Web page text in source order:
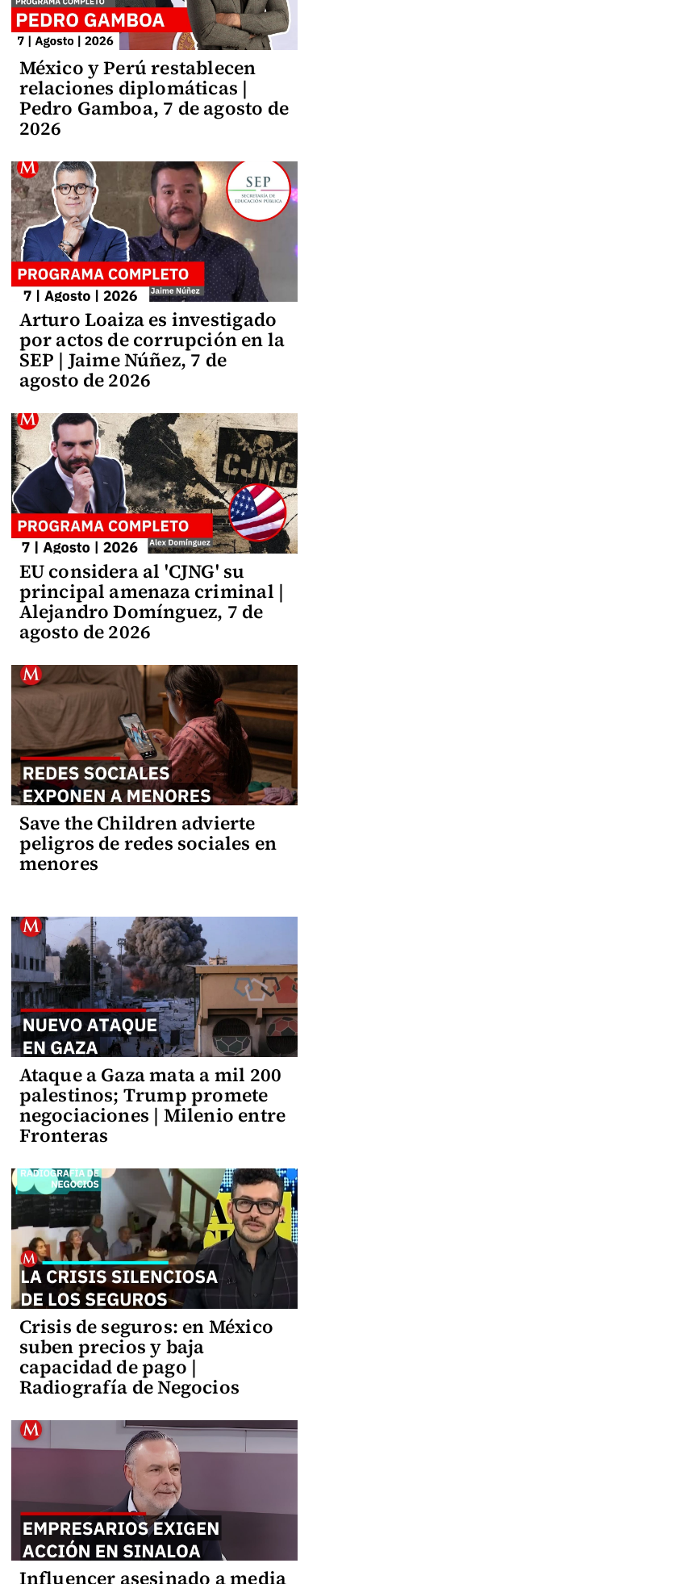
México y Perú restablecen
relaciones diplomáticas |
Pedro Gamboa, 7 de agosto de
2026
Arturo Loaiza es investigado
por actos de corrupción en la
SEP | Jaime Núñez, 7 de
agosto de 2026
EU considera al 'CJNG' su
principal amenaza criminal |
Alejandro Domínguez, 7 de
agosto de 2026
Save the Children advierte
peligros de redes sociales en
menores
Ataque a Gaza mata a mil 200
palestinos; Trump promete
negociaciones | Milenio entre
Fronteras
Crisis de seguros: en México
suben precios y baja
capacidad de pago |
Radiografía de Negocios
Influencer asesinado a media